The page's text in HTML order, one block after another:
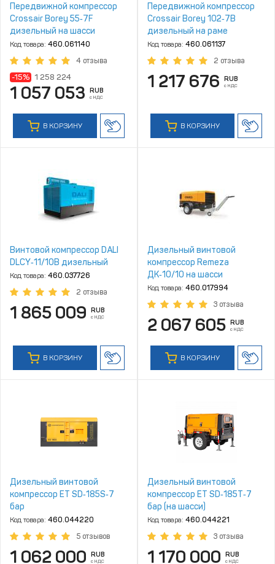
Передвижной компрессор
Crossair Borey 55‑7F
дизельный на шасси
Код товара: 460.061140
4 отзыва
-15% 1 258 224
1 057 053 RUB
с НДС
В КОРЗИНУ
Передвижной компрессор
Crossair Borey 102‑7B
дизельный на раме
Код товара: 460.061137
2 отзыва
1 217 676 RUB
с НДС
В КОРЗИНУ
Винтовой компрессор DALI
DLCY‑11/10B дизельный
Код товара: 460.037726
2 отзыва
1 865 009 RUB
с НДС
В КОРЗИНУ
Дизельный винтовой
компрессор Remeza
ДК‑10/10 на шасси
Код товара: 460.017994
3 отзыва
2 067 605 RUB
с НДС
В КОРЗИНУ
Дизельный винтовой
компрессор ET SD‑185S‑7
бар
Код товара: 460.044220
5 отзывов
1 062 000 RUB
с НДС
Дизельный винтовой
компрессор ET SD‑185T‑7
бар (на шасси)
Код товара: 460.044221
3 отзыва
1 170 000 RUB
с НДС